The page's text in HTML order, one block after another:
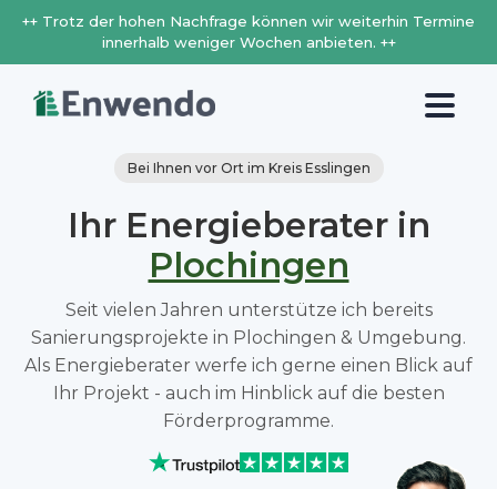
++ Trotz der hohen Nachfrage können wir weiterhin Termine
innerhalb weniger Wochen anbieten. ++
Bei Ihnen vor Ort im Kreis Esslingen
Ihr Energieberater in
Plochingen
Seit vielen Jahren unterstütze ich bereits
Sanierungsprojekte in Plochingen & Umgebung.
Als Energieberater werfe ich gerne einen Blick auf
Ihr Projekt - auch im Hinblick auf die besten
Förderprogramme.